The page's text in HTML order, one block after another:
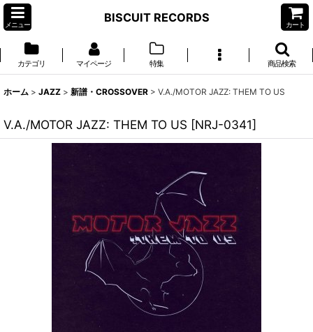
メニュー
BISCUIT RECORDS
カート
カテゴリ マイページ 特集 商品検索
ホーム > JAZZ > 新譜・CROSSOVER > V.A./MOTOR JAZZ: THEM TO US
V.A./MOTOR JAZZ: THEM TO US [NRJ-0341]